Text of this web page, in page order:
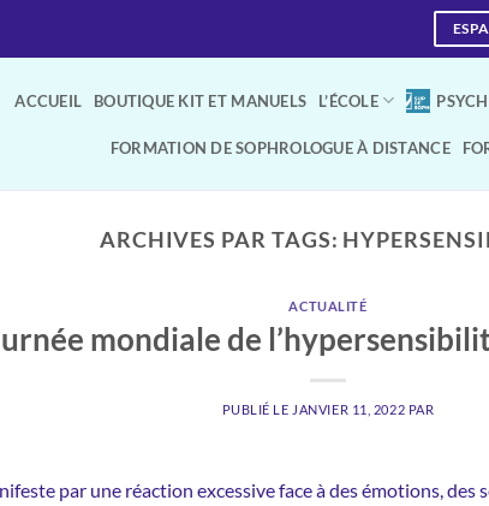
ACCUEIL BOUTIQUE KIT ET MANUELS L’ÉCOLE
FORMATION DE SOPHROLOGUE À DISTANCE
ARCHIVES PAR TAGS:
ACTUALITÉ
mondiale de
PUBLIÉ LE JANVIER 11, 2022 PAR
par une réaction excessive face à des émotions, des